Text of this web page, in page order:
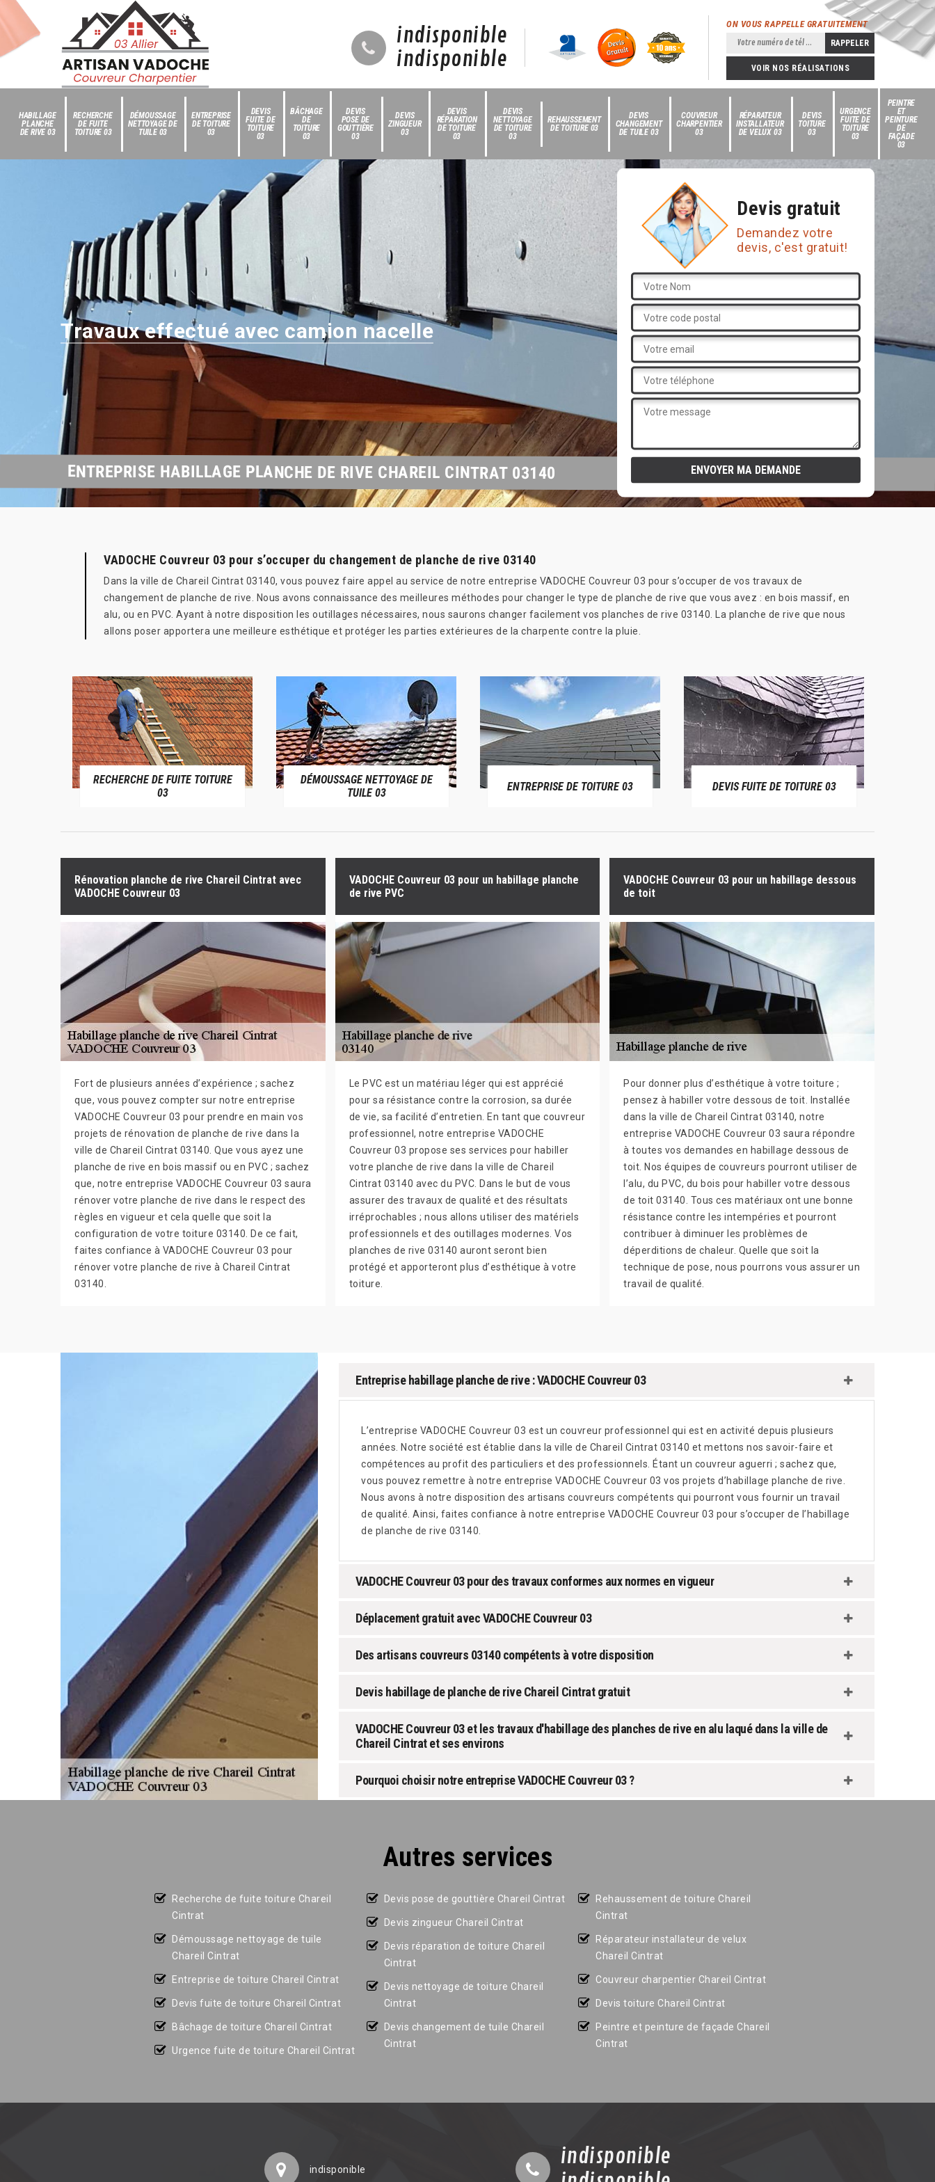
indisponible
indisponible
ON VOUS RAPPELLE GRATUITEMENT
VOIR NOS RÉALISATIONS
HABILLAGE
PLANCHE
DE RIVE 03
RECHERCHE
DE FUITE
TOITURE 03
DÉMOUSSAGE
NETTOYAGE DE
TUILE 03
ENTREPRISE
DE TOITURE
03
DEVIS
FUITE DE
TOITURE
03
BÂCHAGE
DE
TOITURE
03
DEVIS
POSE DE
GOUTTIÈRE
03
DEVIS
ZINGUEUR
03
DEVIS
RÉPARATION
DE TOITURE
03
DEVIS
NETTOYAGE
DE TOITURE
03
REHAUSSEMENT
DE TOITURE 03
DEVIS
CHANGEMENT
DE TUILE 03
COUVREUR
CHARPENTIER
03
RÉPARATEUR
INSTALLATEUR
DE VELUX 03
DEVIS
TOITURE
03
URGENCE
FUITE DE
TOITURE
03
PEINTRE
ET
PEINTURE
DE
FAÇADE
03
Travaux effectué avec camion nacelle
Devis gratuit
Demandez votre
devis, c'est gratuit!
ENTREPRISE HABILLAGE PLANCHE DE RIVE CHAREIL CINTRAT 03140
VADOCHE Couvreur 03 pour s’occuper du changement de planche de rive 03140
Dans la ville de Chareil Cintrat 03140, vous pouvez faire appel au service de notre entreprise VADOCHE Couvreur 03 pour s’occuper de vos travaux de
changement de planche de rive. Nous avons connaissance des meilleures méthodes pour changer le type de planche de rive que vous avez : en bois massif, en
alu, ou en PVC. Ayant à notre disposition les outillages nécessaires, nous saurons changer facilement vos planches de rive 03140. La planche de rive que nous
allons poser apportera une meilleure esthétique et protéger les parties extérieures de la charpente contre la pluie.
RECHERCHE DE FUITE TOITURE
03
DÉMOUSSAGE NETTOYAGE DE
TUILE 03
ENTREPRISE DE TOITURE 03 DEVIS FUITE DE TOITURE 03
Rénovation planche de rive Chareil Cintrat avec
VADOCHE Couvreur 03
Fort de plusieurs années d’expérience ; sachez
que, vous pouvez compter sur notre entreprise
VADOCHE Couvreur 03 pour prendre en main vos
projets de rénovation de planche de rive dans la
ville de Chareil Cintrat 03140. Que vous ayez une
planche de rive en bois massif ou en PVC ; sachez
que, notre entreprise VADOCHE Couvreur 03 saura
rénover votre planche de rive dans le respect des
règles en vigueur et cela quelle que soit la
configuration de votre toiture 03140. De ce fait,
faites confiance à VADOCHE Couvreur 03 pour
rénover votre planche de rive à Chareil Cintrat
03140.
VADOCHE Couvreur 03 pour un habillage planche
de rive PVC
Le PVC est un matériau léger qui est apprécié
pour sa résistance contre la corrosion, sa durée
de vie, sa facilité d’entretien. En tant que couvreur
professionnel, notre entreprise VADOCHE
Couvreur 03 propose ses services pour habiller
votre planche de rive dans la ville de Chareil
Cintrat 03140 avec du PVC. Dans le but de vous
assurer des travaux de qualité et des résultats
irréprochables ; nous allons utiliser des matériels
professionnels et des outillages modernes. Vos
planches de rive 03140 auront seront bien
protégé et apporteront plus d’esthétique à votre
toiture.
VADOCHE Couvreur 03 pour un habillage dessous
de toit
Pour donner plus d’esthétique à votre toiture ;
pensez à habiller votre dessous de toit. Installée
dans la ville de Chareil Cintrat 03140, notre
entreprise VADOCHE Couvreur 03 saura répondre
à toutes vos demandes en habillage dessous de
toit. Nos équipes de couvreurs pourront utiliser de
l’alu, du PVC, du bois pour habiller votre dessous
de toit 03140. Tous ces matériaux ont une bonne
résistance contre les intempéries et pourront
contribuer à diminuer les problèmes de
déperditions de chaleur. Quelle que soit la
technique de pose, nous pourrons vous assurer un
travail de qualité.
Entreprise habillage planche de rive : VADOCHE Couvreur 03
L’entreprise VADOCHE Couvreur 03 est un couvreur professionnel qui est en activité depuis plusieurs
années. Notre société est établie dans la ville de Chareil Cintrat 03140 et mettons nos savoir-faire et
compétences au profit des particuliers et des professionnels. Étant un couvreur aguerri ; sachez que,
vous pouvez remettre à notre entreprise VADOCHE Couvreur 03 vos projets d’habillage planche de rive.
Nous avons à notre disposition des artisans couvreurs compétents qui pourront vous fournir un travail
de qualité. Ainsi, faites confiance à notre entreprise VADOCHE Couvreur 03 pour s’occuper de l’habillage
de planche de rive 03140.
VADOCHE Couvreur 03 pour des travaux conformes aux normes en vigueur
Déplacement gratuit avec VADOCHE Couvreur 03
Des artisans couvreurs 03140 compétents à votre disposition
Devis habillage de planche de rive Chareil Cintrat gratuit
VADOCHE Couvreur 03 et les travaux d'habillage des planches de rive en alu laqué dans la ville de
Chareil Cintrat et ses environs
Pourquoi choisir notre entreprise VADOCHE Couvreur 03 ?
Autres services
Recherche de fuite toiture Chareil
Cintrat
Démoussage nettoyage de tuile
Chareil Cintrat
Entreprise de toiture Chareil Cintrat
Devis fuite de toiture Chareil Cintrat
Bâchage de toiture Chareil Cintrat
Urgence fuite de toiture Chareil Cintrat
Devis pose de gouttière Chareil Cintrat
Devis zingueur Chareil Cintrat
Devis réparation de toiture Chareil
Cintrat
Devis nettoyage de toiture Chareil
Cintrat
Devis changement de tuile Chareil
Cintrat
Rehaussement de toiture Chareil
Cintrat
Réparateur installateur de velux
Chareil Cintrat
Couvreur charpentier Chareil Cintrat
Devis toiture Chareil Cintrat
Peintre et peinture de façade Chareil
Cintrat
indisponible
indisponible